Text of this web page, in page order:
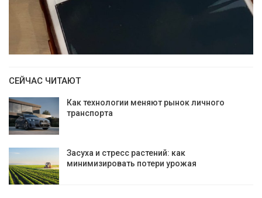
СЕЙЧАС ЧИТАЮТ
Как технологии меняют рынок личного
транспорта
Засуха и стресс растений: как
минимизировать потери урожая